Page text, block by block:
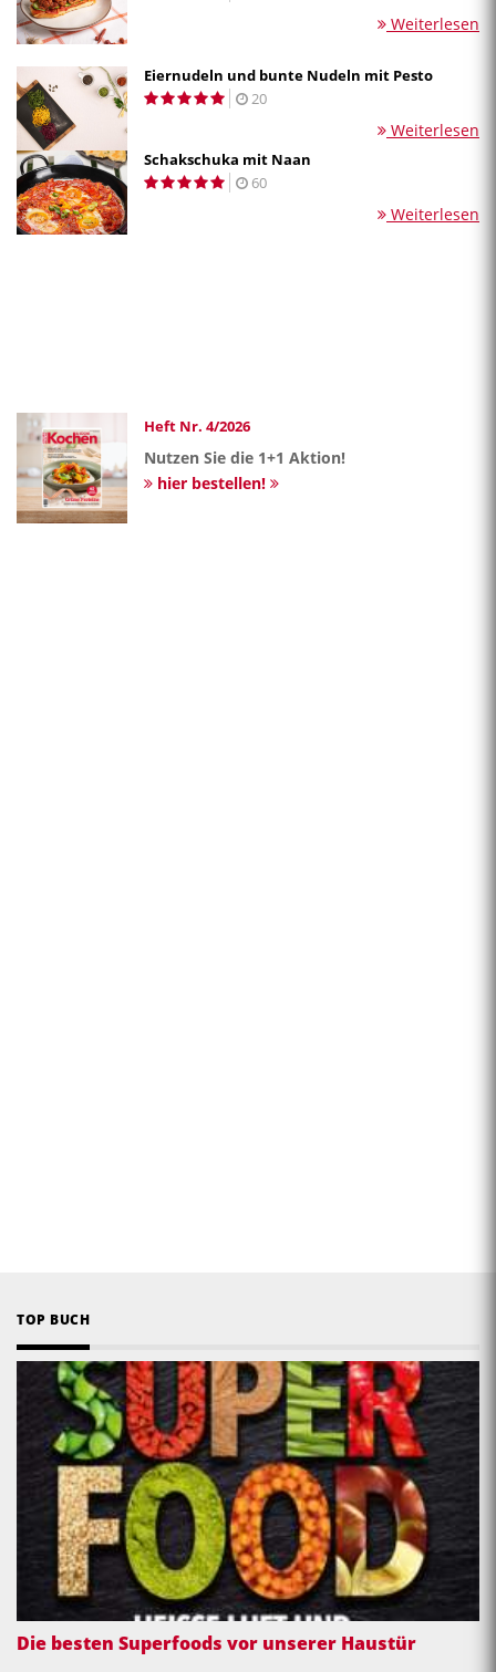
Weiterlesen
Eiernudeln und bunte Nudeln mit Pesto
20
Weiterlesen
Schakschuka mit Naan
60
Weiterlesen
Heft Nr. 4/2026
Nutzen Sie die 1+1 Aktion!
hier bestellen!
TOP BUCH
Die besten Superfoods vor unserer Haustür